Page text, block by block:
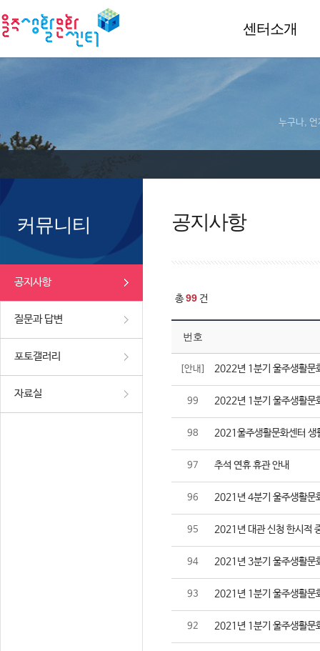
센터소개
누구나, 언
커뮤니티
공지사항
질문과 답변
포토갤러리
자료실
공지사항
총99 건
번호
[안내] 2022년 1분기 울주생활문
99 2022년 1분기 울주생활문
98 2021울주생활문화센터 생
97 추석 연휴 휴관 안내
96 2021년 4분기 울주생활문
95 2021년 대관 신청 한시적
94 2021년 3분기 울주생활문
93 2021년 1분기 울주생활문
92 2021년 1분기 울주생활문